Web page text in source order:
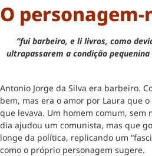
O
“fui barbeiro, e li livros, como
ultrapassarem a condição
Antonio Jorge da Silva era barbeiro.
bem, mas era o amor por Laura que
que levava. Um homem comum, sem
dia ajudou um comunista, mas que
longe da política, replicando um
como o próprio personagem sugere.